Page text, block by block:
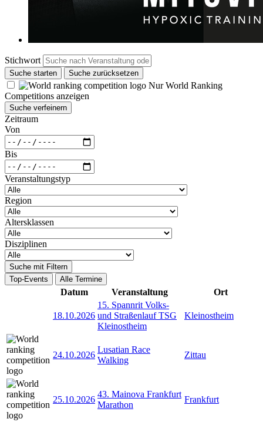
Stichwort
Suche starten Suche zurücksetzen
Nur World Ranking
Competitions anzeigen
Suche verfeinern
Zeitraum
Von
Bis
Veranstaltungstyp
Region
Altersklassen
Disziplinen
Suche mit Filtern
Top-Events
Alle Termine
Datum Veranstaltung Ort
18.10.2026
15. Spannrit Volks-
und Straßenlauf TSG
Kleinostheim
Kleinostheim
24.10.2026
Lusatian Race
Walking
Zittau
25.10.2026
43. Mainova Frankfurt
Marathon
Frankfurt